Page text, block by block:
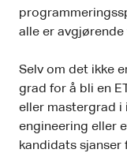
alle er
Selv om det ikke
grad for å bli en
eller mastergrad i
engineering eller
kandidats sjanser